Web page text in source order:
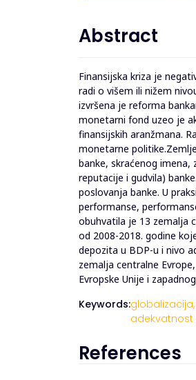
Abstract
Finansijska kriza je
radi o višem ili nižem
izvršena je reforma
monetarni fond uzeo je
finansijskih aranžmana.
monetarne
banke, skraćenog
reputacije i gudvila)
poslovanja banke. U
performanse,
obuhvatila je 13 zemalja
od 2008-2018. godine
depozita u BDP-u i nivo
zemalja centralne
Evropske Unije i
Keywords:globalizacija,
adekvatnost
References